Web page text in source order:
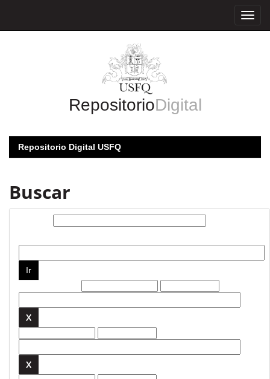
RepositorioDigital
Repositorio Digital USFQ
Buscar